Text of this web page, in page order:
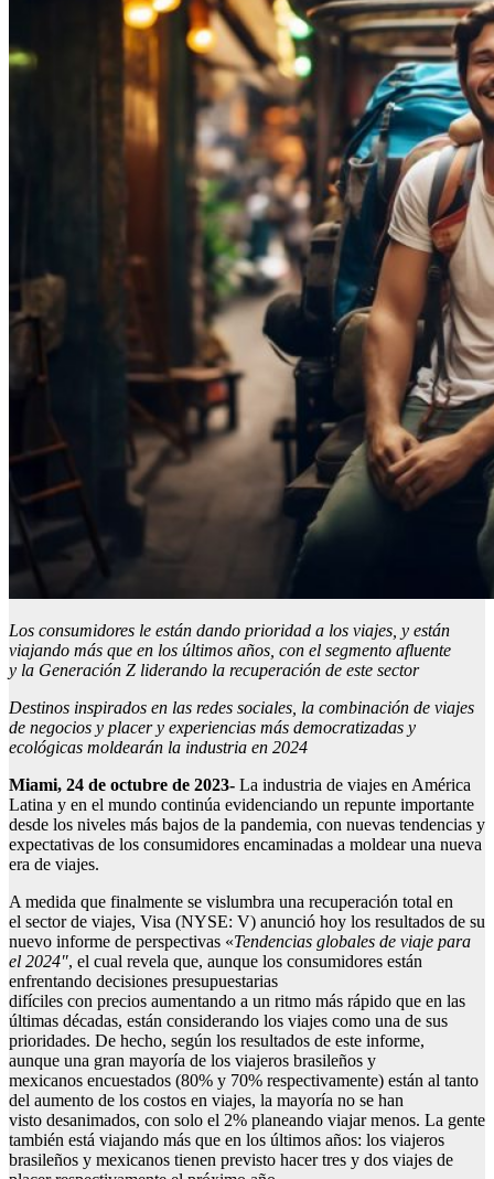
Los consumidores le están dando prioridad a los viajes, y están
viajando más que en los últimos años, con el segmento afluente
y la Generación Z liderando la recuperación de este sector
Destinos inspirados en las redes sociales, la combinación de viajes
de negocios y placer y experiencias más democratizadas y
ecológicas moldearán la industria en 2024
Miami, 24 de octubre de 2023- La industria de viajes en América
Latina y en el mundo continúa evidenciando un repunte importante
desde los niveles más bajos de la pandemia, con nuevas tendencias y
expectativas de los consumidores encaminadas a moldear una nueva
era de viajes.
A medida que finalmente se vislumbra una recuperación total en
el sector de viajes, Visa (NYSE: V) anunció hoy los resultados de su
nuevo informe de perspectivas «Tendencias globales de viaje para
el 2024″, el cual revela que, aunque los consumidores están
enfrentando decisiones presupuestarias
difíciles con precios aumentando a un ritmo más rápido que en las
últimas décadas, están considerando los viajes como una de sus
prioridades. De hecho, según los resultados de este informe,
aunque una gran mayoría de los viajeros brasileños y
mexicanos encuestados (80% y 70% respectivamente) están al tanto
del aumento de los costos en viajes, la mayoría no se han
visto desanimados, con solo el 2% planeando viajar menos. La gente
también está viajando más que en los últimos años: los viajeros
brasileños y mexicanos tienen previsto hacer tres y dos viajes de